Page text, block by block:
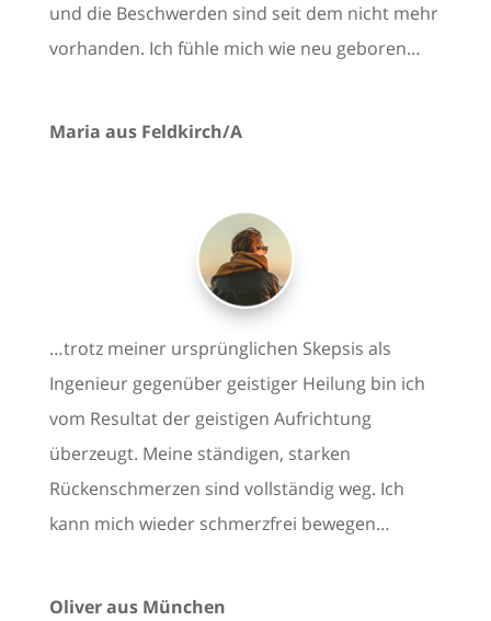
und die Beschwerden sind seit dem nicht mehr
vorhanden. Ich fühle mich wie neu geboren…
Maria aus Feldkirch/A
…trotz meiner ursprünglichen Skepsis als
Ingenieur gegenüber geistiger Heilung bin ich
vom Resultat der geistigen Aufrichtung
überzeugt. Meine ständigen, starken
Rückenschmerzen sind vollständig weg. Ich
kann mich wieder schmerzfrei bewegen…
Oliver aus München